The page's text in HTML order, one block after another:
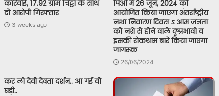
कार्रवाई, 17.92 ग्राम चिट्टा के साथ
दो आरोपी गिरफ्तार
3 weeks ago
पिओ में 26 जून, 2024 को
आयोजित किया जाएगा अंतर्राष्ट्रीय
नशा निवारण दिवस ऽ आम जनता
को नशे से होने वाले दुष्प्रभावों व
इसकी रोकथाम बारे किया जाएगा
जागरूक
26/06/2024
कर लो देवी देवता दर्शन.. आ गई वो
घड़ी..